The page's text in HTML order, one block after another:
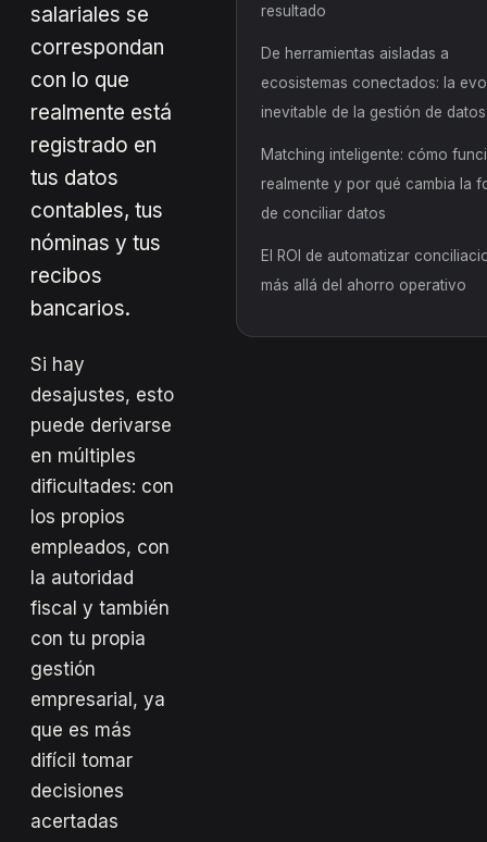
salariales se
correspondan
con lo que
realmente está
registrado en
tus datos
contables, tus
nóminas y tus
recibos
bancarios.
Si hay
desajustes, esto
puede derivarse
en múltiples
dificultades: con
los propios
empleados, con
la autoridad
fiscal y también
con tu propia
gestión
empresarial, ya
que es más
difícil tomar
decisiones
acertadas
resultado
De herramientas aisladas a
ecosistemas conectados: la
inevitable de la gestión de datos
Matching inteligente: cómo
realmente y por qué cambia la
de conciliar datos
El ROI de automatizar
más allá del ahorro operativo